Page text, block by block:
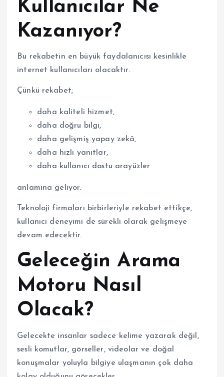
Kullanıcılar Ne
Kazanıyor?
Bu rekabetin en büyük faydalanıcısı kesinlikle
internet kullanıcıları olacaktır.
Çünkü rekabet;
daha kaliteli hizmet,
daha doğru bilgi,
daha gelişmiş yapay zekâ,
daha hızlı yanıtlar,
daha kullanıcı dostu arayüzler
anlamına geliyor.
Teknoloji firmaları birbirleriyle rekabet ettikçe,
kullanıcı deneyimi de sürekli olarak gelişmeye
devam edecektir.
Geleceğin Arama
Motoru Nasıl
Olacak?
Gelecekte insanlar sadece kelime yazarak değil,
sesli komutlar, görseller, videolar ve doğal
konuşmalar yoluyla bilgiye ulaşmanın çok daha